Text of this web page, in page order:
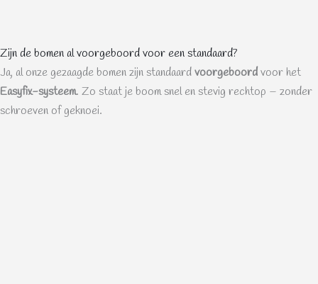
Zijn de bomen al voorgeboord voor een standaard?
Ja, al onze gezaagde bomen zijn standaardvoorgeboordvoor het
Easyfix-systeem. Zo staat je boom snel en stevig rechtop – zonder
schroeven of geknoei.